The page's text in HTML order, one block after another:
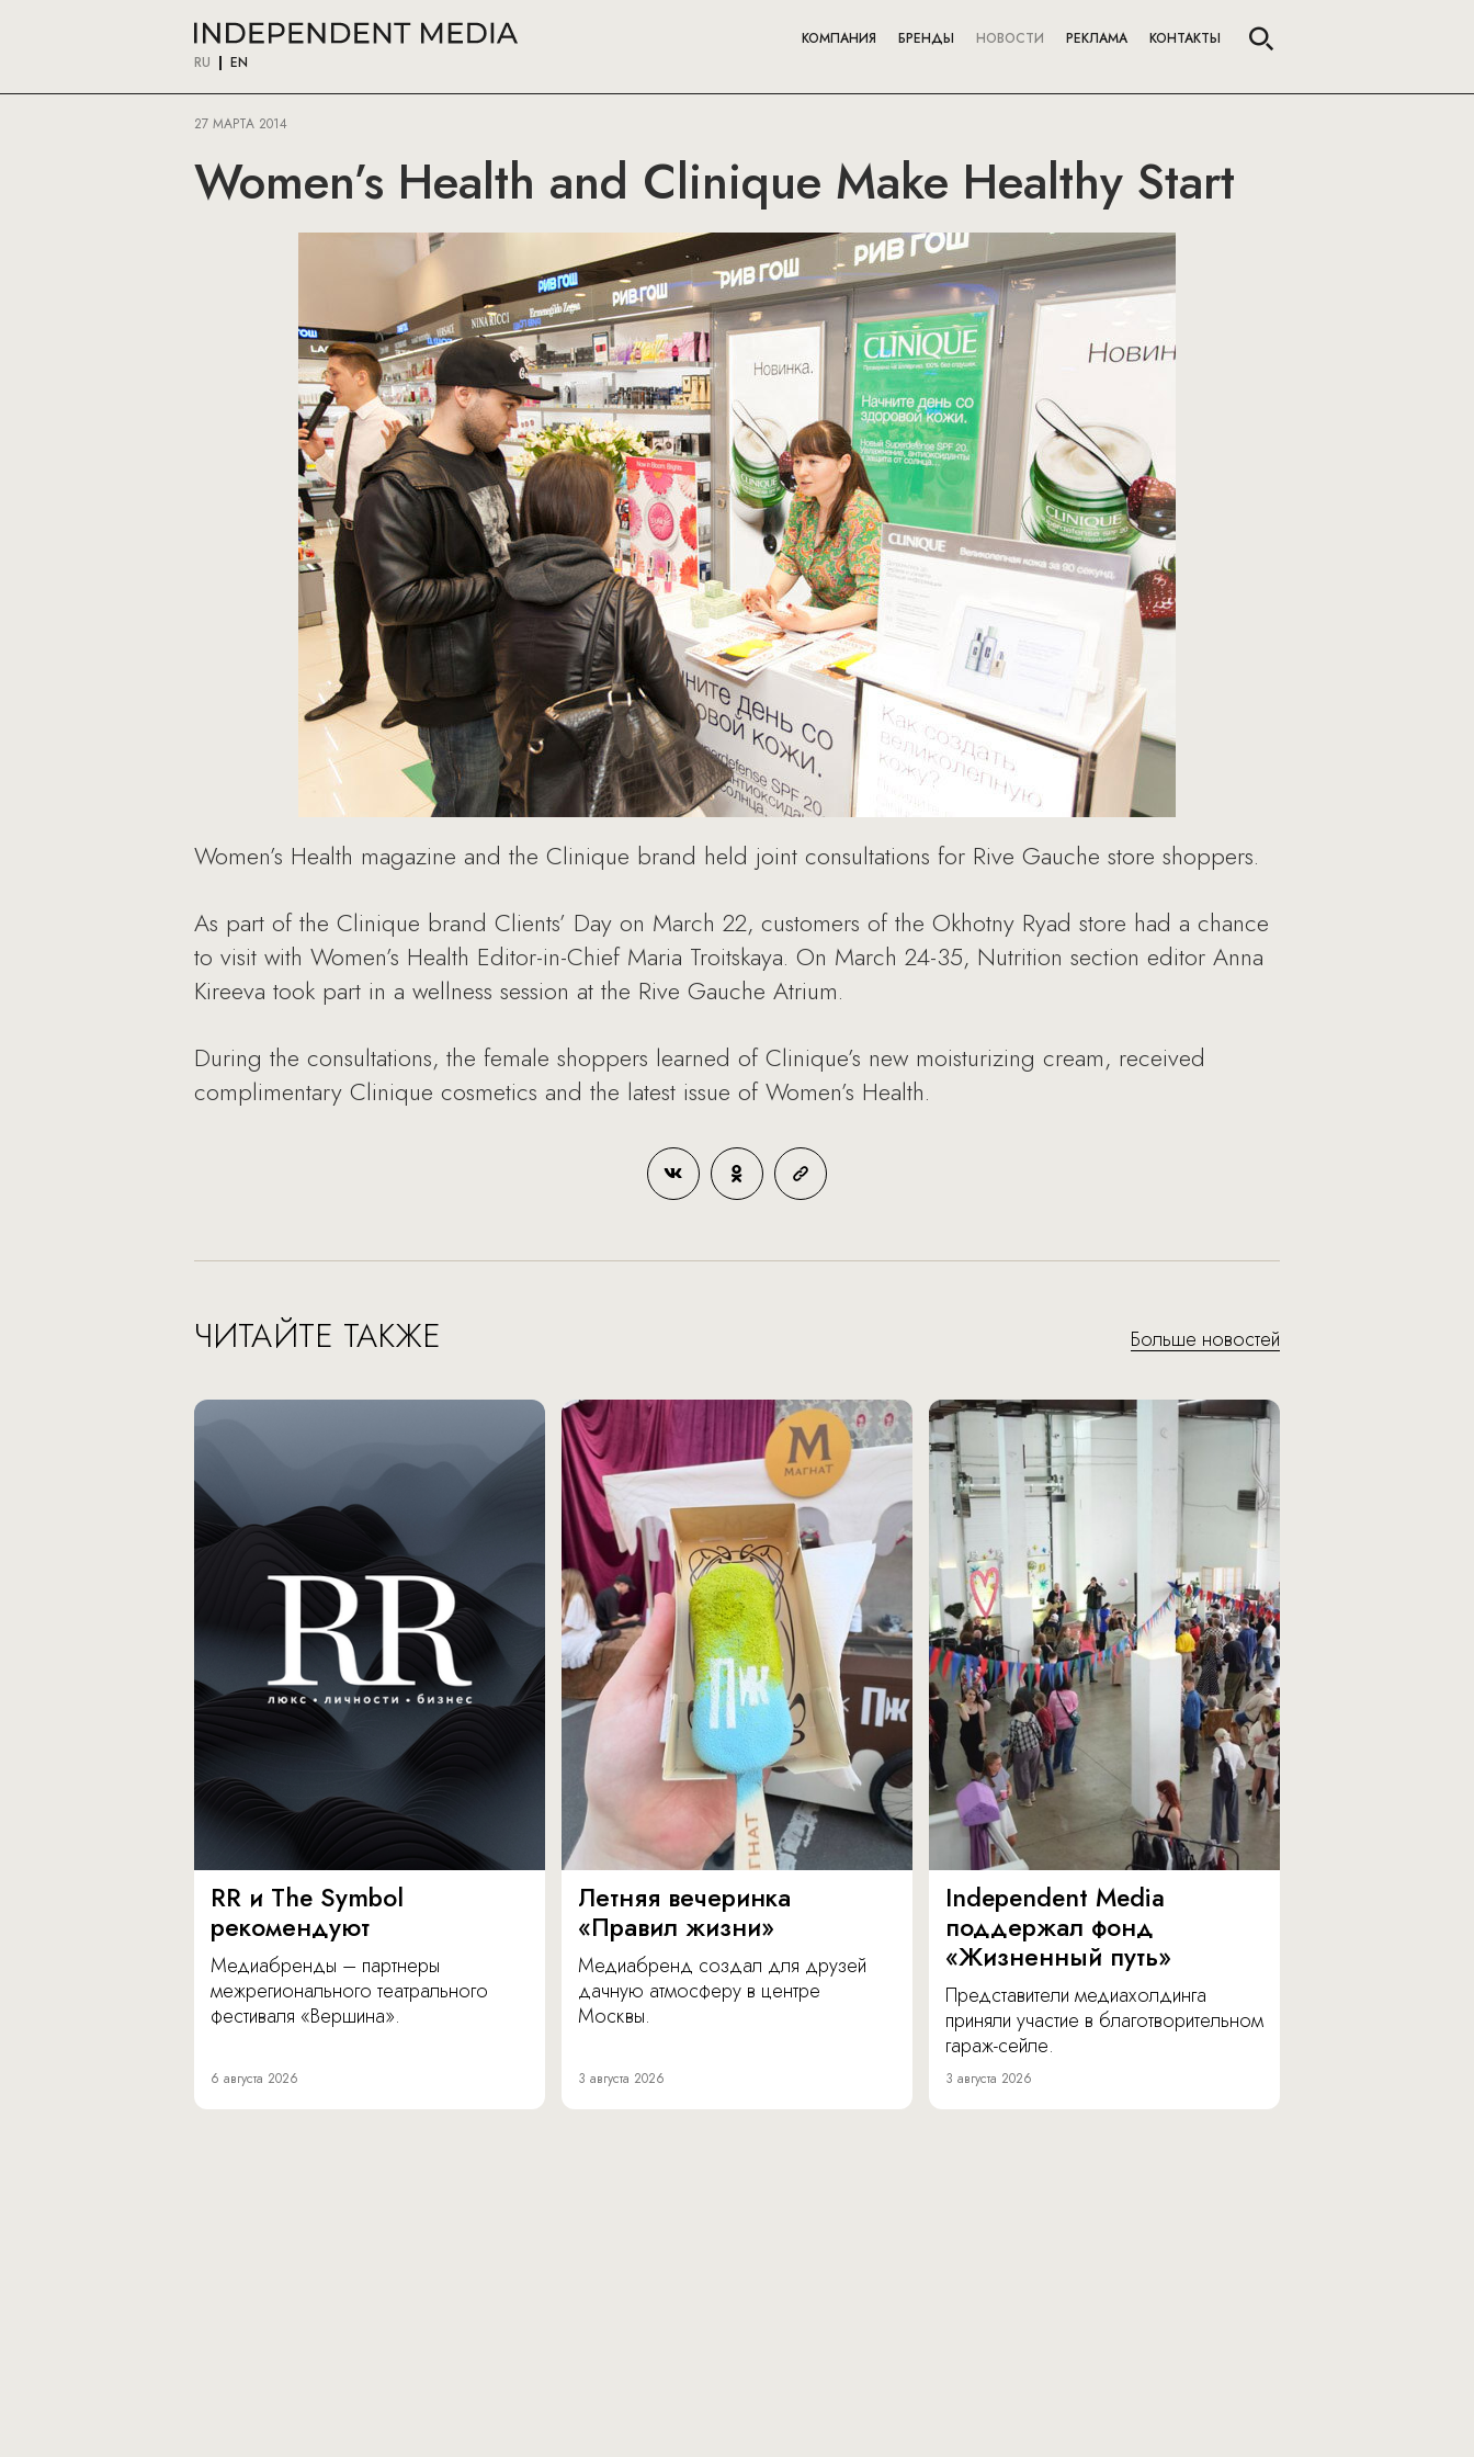
RU EN
КОМПАНИЯ БРЕНДЫ НОВОСТИ РЕКЛАМА КОНТАКТЫ
27 МАРТА 2014
Women’s Health and Clinique Make Healthy Start
Women’s Health magazine and the Clinique brand held joint consultations for Rive Gauche store shoppers.
As part of the Clinique brand Clients’ Day on March 22, customers of the Okhotny Ryad store had a chance
to visit with Women’s Health Editor-in-Chief Maria Troitskaya. On March 24-35, Nutrition section editor Anna
Kireeva took part in a wellness session at the Rive Gauche Atrium.
During the consultations, the female shoppers learned of Clinique’s new moisturizing cream, received
complimentary Clinique cosmetics and the latest issue of Women’s Health.
ЧИТАЙТЕ ТАКЖЕ Больше новостей
RR и The Symbol
рекомендуют
Медиабренды – партнеры
межрегионального театрального
фестиваля «Вершина».
6 августа 2026
Летняя вечеринка
«Правил жизни»
Медиабренд создал для друзей
дачную атмосферу в центре
Москвы.
3 августа 2026
Independent Media
поддержал фонд
«Жизненный путь»
Представители медиахолдинга
приняли участие в благотворительном
гараж-сейле.
3 августа 2026